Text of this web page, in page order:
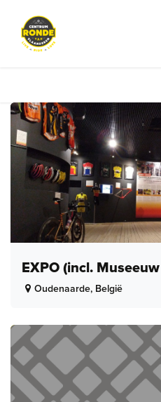
EXPO (incl.
Oudenaarde, België